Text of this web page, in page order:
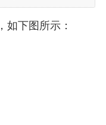
如下图所示：